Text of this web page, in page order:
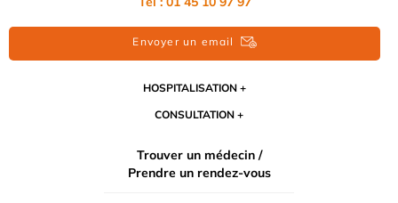
Envoyer un email
HOSPITALISATION
CONSULTATION
Trouver un médecin /
Prendre un rendez-vous